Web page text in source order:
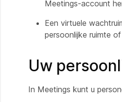
Meetings-account
Een virtuele
persoonlijke ruimte
Uw
In Meetings kunt u